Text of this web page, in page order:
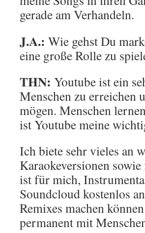
gerade am Verhandeln.
J.A.: Wie gehst Du
eine große Rolle zu
THN: Youtube ist ein
Menschen zu erreichen
mögen. Menschen
ist Youtube meine
Ich biete sehr vieles an
Karaokeversionen
ist für mich,
Soundcloud kostenlos
Remixes machen
permanent mit